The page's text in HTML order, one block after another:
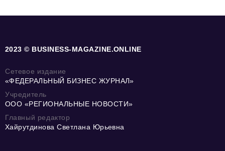
2023 © BUSINESS-MAGAZINE.ONLINE
Сетевое издание
«ФЕДЕРАЛЬНЫЙ БИЗНЕС ЖУРНАЛ»
Учредитель
ООО «РЕГИОНАЛЬНЫЕ НОВОСТИ»
Главный редактор
Хайрутдинова Светлана Юрьевна